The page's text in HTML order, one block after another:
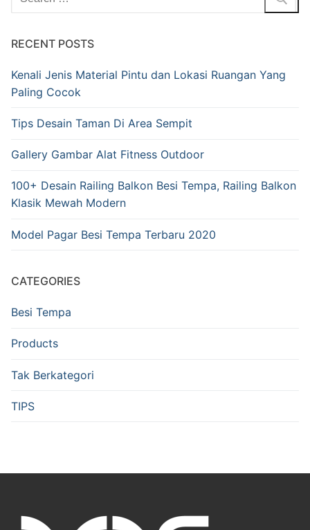
RECENT POSTS
Kenali Jenis Material Pintu dan Lokasi Ruangan Yang
Paling Cocok
Tips Desain Taman Di Area Sempit
Gallery Gambar Alat Fitness Outdoor
100+ Desain Railing Balkon Besi Tempa, Railing Balkon
Klasik Mewah Modern
Model Pagar Besi Tempa Terbaru 2020
CATEGORIES
Besi Tempa
Products
Tak Berkategori
TIPS